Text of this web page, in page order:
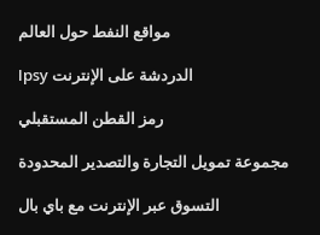
مواقع النفط حول العالم
Ipsy الدردشة على الإنترنت
رمز القطن المستقبلي
مجموعة تمويل التجارة والتصدير المحدودة
التسوق عبر الإنترنت مع باي بال